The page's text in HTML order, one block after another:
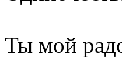
Ты мой